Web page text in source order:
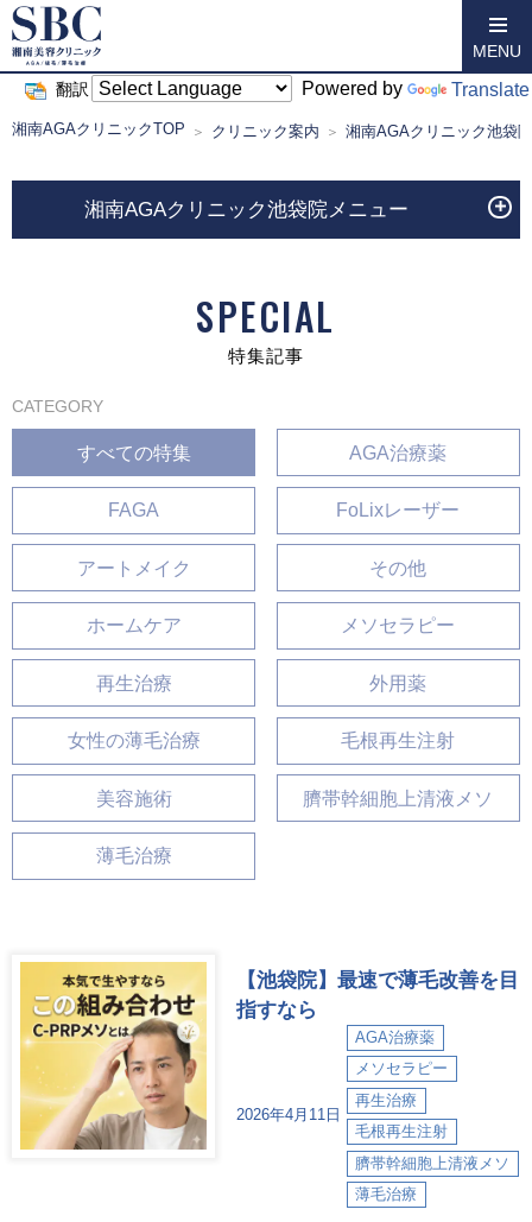
翻訳 Powered by Translate
MENU
湘南AGAクリニックTOP クリニック案内 湘南AGAクリニック池袋院
湘南AGAクリニック池袋院メニュー
SPECIAL
特集記事
CATEGORY
すべての特集 AGA治療薬
FAGA FoLixレーザー
アートメイク その他
ホームケア メソセラピー
再生治療 外用薬
女性の薄毛治療 毛根再生注射
美容施術 臍帯幹細胞上清液メソ
薄毛治療
2026年4月11日
AGA治療薬
メソセラピー
再生治療
毛根再生注射
臍帯幹細胞上清液メソ
薄毛治療
【池袋院】最速で薄毛改善を目
指すなら